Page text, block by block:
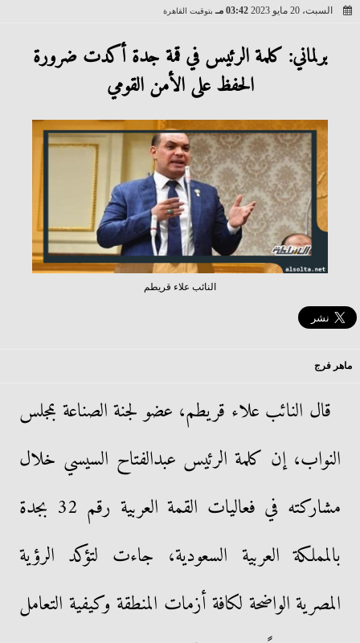
السبت، 20 مايو 2023
03:42 مـ بتوقيت القاهرة
برلماني: كلمة الرئيس في قمة جدة أكدت ضرورة
الحفظ على الأمن القومي
النائب علاء قريطم
ماهر فرج
قال النائب علاء قريطم، عضو لجنة الصناعة بمجلس
النواب، إن كلمة الرئيس عبدالفتاح السيسي خلال
مشاركته في فعاليات القمة العربية رقم 32 بجدة
بالمملكة العربية السعودية، جاءت لتؤكد الرؤية
المصرية الواضحة لكافة أزمات المنطقة وكيفية التعامل